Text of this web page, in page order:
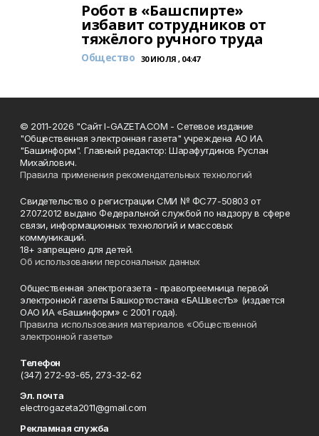
Робот в «Башспирте»
избавит сотрудников от
тяжёлого ручного труда
Общество 30 ИЮЛЯ , 04:47
© 2011-2026 "Сайт I-GAZETA.COM - Сетевое издание
"Общественная электронная газета" учреждена АО ИА
"Башинформ". Главный редактор: Шарафутдинов Руслан
Михайлович.
Правила применения рекомендательных технологий
Свидетельство о регистрации СМИ № ФС77-50803 от
27.07.2012 выдано Федеральной службой по надзору в сфере
связи, информационных технологий и массовых
коммуникаций.
18+ запрещено для детей.
Об использовании персональных данных
Общественная электрогазета - правопреемница первой
электронной газеты Башкортостана «БАШвестЪ» (издается
ОАО ИА «Башинформ» с 2001 года).
Правила использования материалов «Общественной
электронной газеты»
Телефон
(347) 272-93-65, 273-32-62
Эл. почта
electrogazeta2011@gmail.com
Рекламная служба